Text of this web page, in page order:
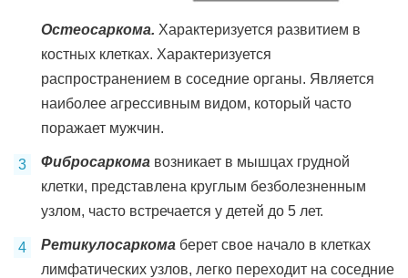
Остеосаркома. Характеризуется развитием в
костных клетках. Характеризуется
распространением в соседние органы. Является
наиболее агрессивным видом, который часто
поражает мужчин.
Фибросаркома возникает в мышцах грудной
клетки, представлена круглым безболезненным
узлом, часто встречается у детей до 5 лет.
Ретикулосаркома берет свое начало в клетках
лимфатических узлов, легко переходит на соседние